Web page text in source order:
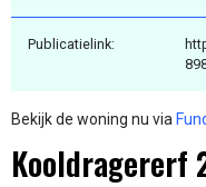
Publicatielink:
Bekijk de woning nu via
Kooldragererf